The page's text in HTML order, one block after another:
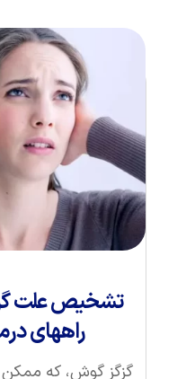
تشخیص علت
راههای
گزگز گوش، که